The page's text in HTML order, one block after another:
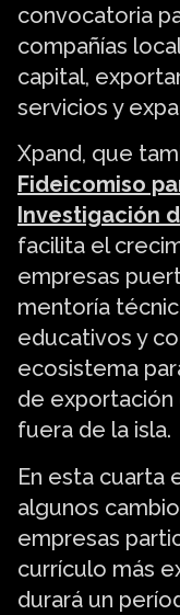
convocatoria
compañías
capital,
servicios y
Xpand, que
Fideicomiso
Investigación
facilita el
empresas
mentoría
educativos y
ecosistema
de
fuera de la isla.
En esta cuarta
algunos
empresas
currículo más
durará un